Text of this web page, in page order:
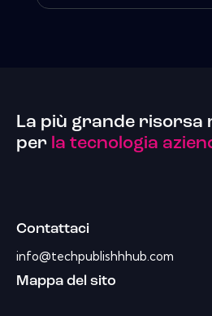
La più grande risorsa
per la tecnologia
Contattaci
info@techpublishhhub.com
Mappa del sito